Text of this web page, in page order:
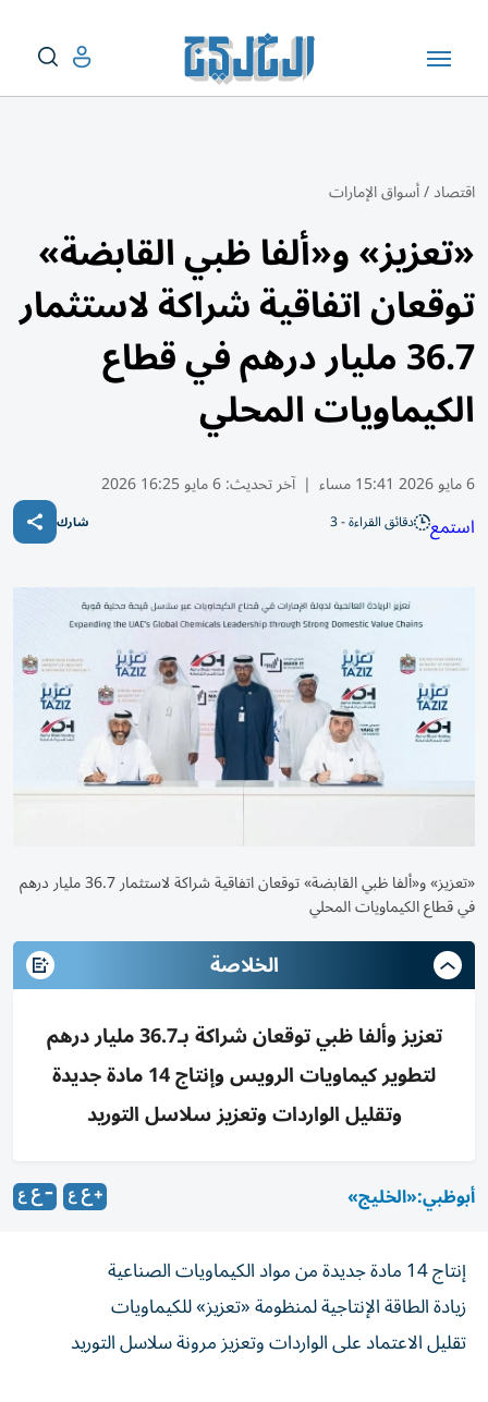
اقتصاد/أسواق الإمارات
«تعزيز» و«ألفا ظبي القابضة»
توقعان اتفاقية شراكة لاستثمار
36.7 مليار درهم في قطاع
الكيماويات المحلي
6 مايو 2026 15:41 مساء | آخر تحديث:6 مايو 16:25 2026
استمع دقائق القراءة - 3 شارك
«تعزيز» و«ألفا ظبي القابضة» توقعان اتفاقية شراكة لاستثمار 36.7 مليار درهم
في قطاع الكيماويات المحلي
الخلاصة
تعزيز وألفا ظبي توقعان شراكة بـ36.7 مليار درهم
لتطوير كيماويات الرويس وإنتاج 14 مادة جديدة
وتقليل الواردات وتعزيز سلاسل التوريد
أبوظبي:«الخليج»
إنتاج 14 مادة جديدة من مواد الكيماويات الصناعية
زيادة الطاقة الإنتاجية لمنظومة «تعزيز» للكيماويات
تقليل الاعتماد على الواردات وتعزيز مرونة سلاسل التوريد